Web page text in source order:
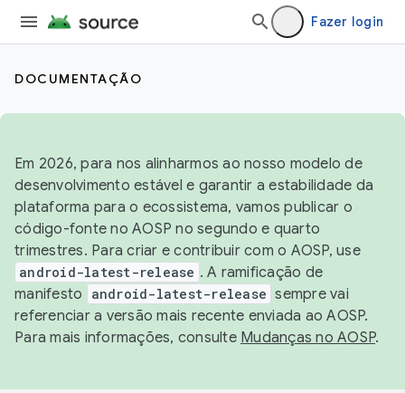
Fazer login
DOCUMENTAÇÃO
Em 2026, para nos alinharmos ao nosso modelo de
desenvolvimento estável e garantir a estabilidade da
plataforma para o ecossistema, vamos publicar o
código-fonte no AOSP no segundo e quarto
trimestres. Para criar e contribuir com o AOSP, use
android-latest-release . A ramificação de
manifesto
android-latest-release sempre vai
referenciar a versão mais recente enviada ao AOSP.
Para mais informações, consulte Mudanças no AOSP.